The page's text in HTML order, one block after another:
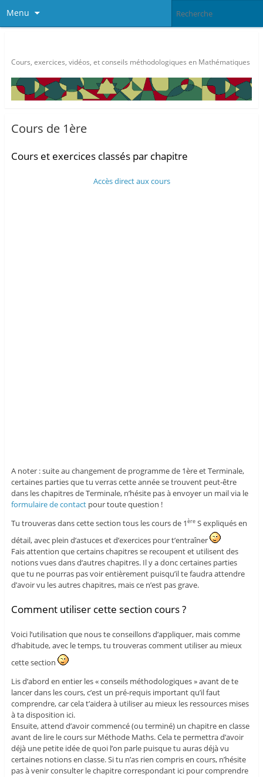
Menu
Cours, exercices, vidéos, et conseils méthodologiques en Mathématiques
Cours de 1ère
Cours et exercices classés par chapitre
Accès direct aux cours
A noter : suite au changement de programme de 1ère et Terminale,
certaines parties que tu verras cette année se trouvent peut-être
dans les chapitres de Terminale, n’hésite pas à envoyer un mail via le
formulaire de contactpour toute question !
Tu trouveras dans cette section tous les cours de 1èreS expliqués en
détail, avec plein d’astuces et d’exercices pour t’entraîner
Fais attention que certains chapitres se recoupent et utilisent des
notions vues dans d’autres chapitres. Il y a donc certaines parties
que tu ne pourras pas voir entièrement puisqu’il te faudra attendre
d’avoir vu les autres chapitres, mais ce n’est pas grave.
Comment utiliser cette section cours ?
Voici l’utilisation que nous te conseillons d’appliquer, mais comme
d’habitude, avec le temps, tu trouveras comment utiliser au mieux
cette section
Lis d’abord en entier les « conseils méthodologiques » avant de te
lancer dans les cours, c’est un pré-requis important qu’il faut
comprendre, car cela t’aidera à utiliser au mieux les ressources mises
à ta disposition ici.
Ensuite, attend d’avoir commencé (ou terminé) un chapitre en classe
avant de lire le cours sur Méthode Maths. Cela te permettra d’avoir
déjà une petite idée de quoi l’on parle puisque tu auras déjà vu
certaines notions en classe. Si tu n’as rien compris en cours, n’hésite
pas à venir consulter le chapitre correspondant ici pour comprendre